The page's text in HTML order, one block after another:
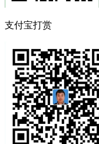
支付宝打赏